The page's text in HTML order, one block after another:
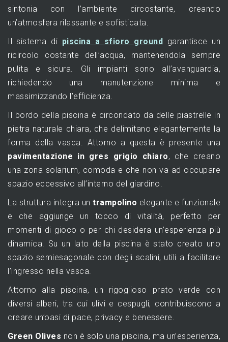
sintonia con l’ambiente circostante, creando
un’atmosfera rilassante e sofisticata.
Il sistema di piscina a sfioro ground garantisce un
ricircolo costante dell’acqua, mantenendola sempre
pulita e sicura. Gli impianti sono all’avanguardia,
richiedendo una manutenzione minima e
massimizzando l’efficienza.
Il bordo della piscina è circondato da delle piastrelle in
pietra naturale chiara, che delimitano elegantemente la
forma della vasca. Attorno a questa è presente una
pavimentazione in gres grigio chiaro, che creano
una zona solarium, comoda e che non va ad occupare
spazio eccessivo all’interno del giardino.
La struttura integra un trampolino elegante e funzionale
e che aggiunge un tocco di vitalità, perfetto per
momenti di gioco o per chi desidera un’esperienza più
dinamica. Su un lato della piscina è stato creato uno
spazio semiesagonale con degli scalini, utili a facilitare
l’ingresso nella vasca.
Attorno alla piscina, un rigoglioso prato verde con
diversi alberi, tra cui ulivi e cespugli, contribuiscono a
creare un’oasi di pace, privacy e benessere.
Green Olives non è solo una piscina, ma un’esperienza,